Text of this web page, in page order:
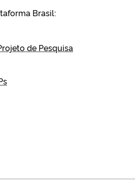
Brasil:
de Pesquisa